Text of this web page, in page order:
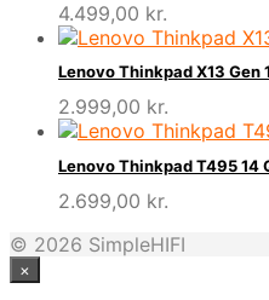
4.499,00 kr.
Lenovo Thinkpad X13 Gen
2.999,00 kr.
Lenovo Thinkpad T495 14
2.699,00 kr.
© 2026 SimpleHIFI
×